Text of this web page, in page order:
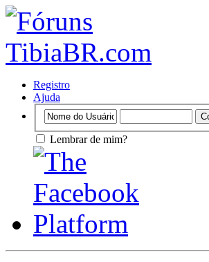
Registro
Ajuda
Lembrar de mim?